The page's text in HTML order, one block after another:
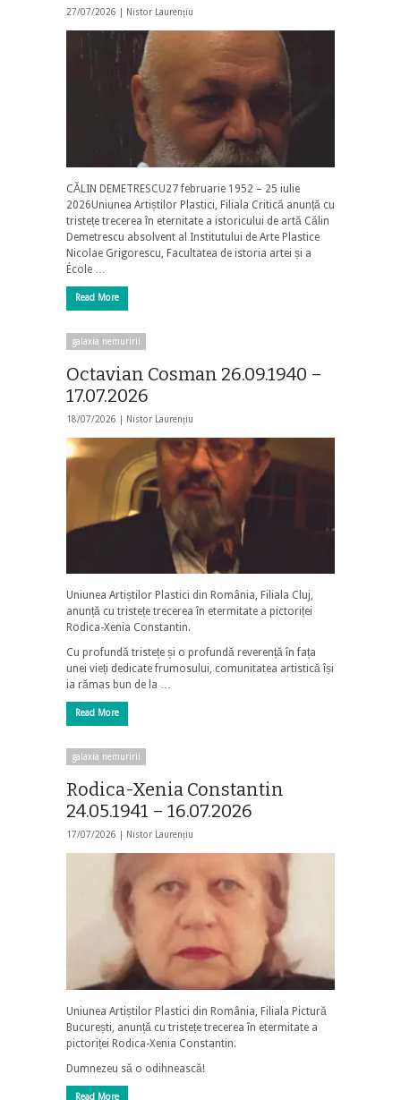
27/07/2026 | Nistor Laurențiu
CĂLIN DEMETRESCU27 februarie 1952 – 25 iulie
2026Uniunea Artiștilor Plastici, Filiala Critică anunță cu
tristețe trecerea în eternitate a istoricului de artă Călin
Demetrescu absolvent al Institutului de Arte Plastice
Nicolae Grigorescu, Facultatea de istoria artei și a
École …
Read More
galaxia nemuririi
Octavian Cosman 26.09.1940 –
17.07.2026
18/07/2026 | Nistor Laurențiu
Uniunea Artiștilor Plastici din România, Filiala Cluj,
anunță cu tristețe trecerea în etermitate a pictoriței
Rodica-Xenia Constantin.
Cu profundă tristețe și o profundă reverență în fața
unei vieți dedicate frumosului, comunitatea artistică își
ia rămas bun de la …
Read More
galaxia nemuririi
Rodica-Xenia Constantin
24.05.1941 – 16.07.2026
17/07/2026 | Nistor Laurențiu
Uniunea Artiștilor Plastici din România, Filiala Pictură
București, anunță cu tristețe trecerea în etermitate a
pictoriței Rodica-Xenia Constantin.
Dumnezeu să o odihnească!
Read More